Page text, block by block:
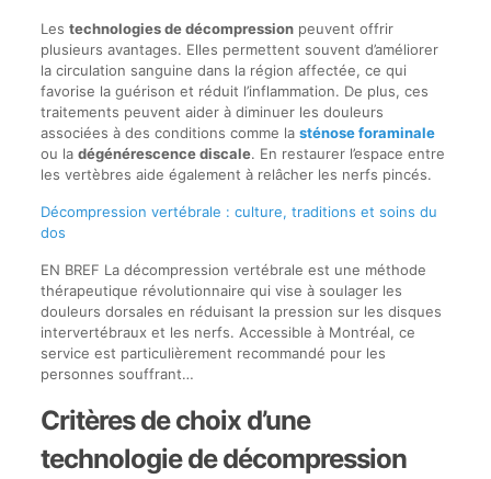
Les technologies de décompressionpeuvent offrir
plusieurs avantages. Elles permettent souvent d’améliorer
la circulation sanguine dans la région affectée, ce qui
favorise la guérison et réduit l’inflammation. De plus, ces
traitements peuvent aider à diminuer les douleurs
associées à des conditions comme la sténose foraminale
ou la dégénérescence discale. En restaurer l’espace entre
les vertèbres aide également à relâcher les nerfs pincés.
Décompression vertébrale : culture, traditions et soins du
dos
EN BREF La décompression vertébrale est une méthode
thérapeutique révolutionnaire qui vise à soulager les
douleurs dorsales en réduisant la pression sur les disques
intervertébraux et les nerfs. Accessible à Montréal, ce
service est particulièrement recommandé pour les
personnes souffrant…
Critères de choix d’une
technologie de décompression